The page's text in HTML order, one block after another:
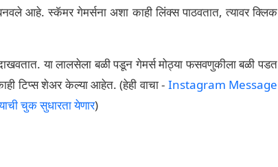
आहे. स्कॅमर गेमर्सना अशा काही लिंक्स पाठवतात, त्यावर क्लिक
या लालसेला बळी पडून गेमर्स मोठ्या फसवणुकीला बळी पडत
टिप्स शेअर केल्या आहेत. (हेही वाचा - Instagram Message
चुक सुधारता येणार)